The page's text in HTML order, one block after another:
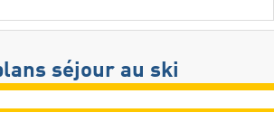
séjour au ski